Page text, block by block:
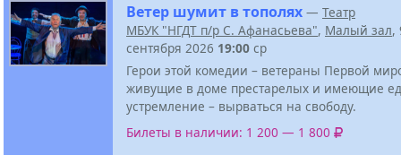
Ветер шумит в тополях — Театр
МБУК "НГДТ п/р С. Афанасьева", Малый зал,
сентября 2026 19:00 ср
Герои этой комедии – ветераны Первой
живущие в доме престарелых и имеющие
устремление – вырваться на свободу.
Билеты в наличии: 1 200 — 1 800